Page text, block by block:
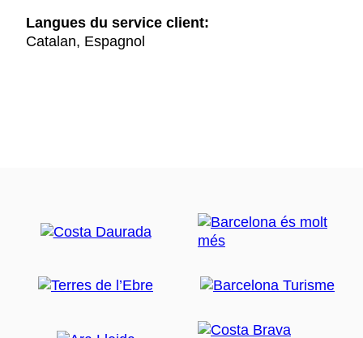
Langues du service client:
Catalan, Espagnol